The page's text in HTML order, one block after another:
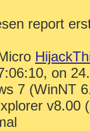
report
on
7 (WinNT
v8.00